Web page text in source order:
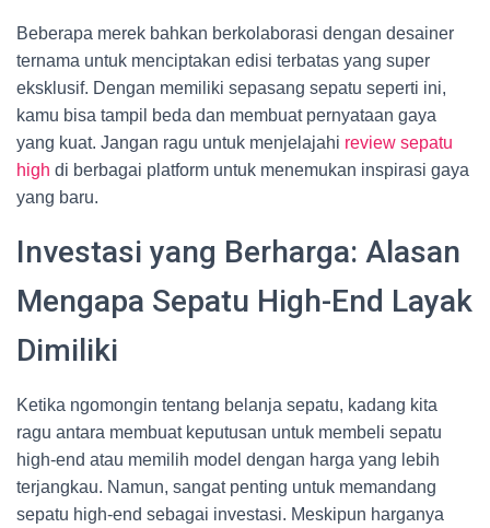
Beberapa merek bahkan berkolaborasi dengan desainer
ternama untuk menciptakan edisi terbatas yang super
eksklusif. Dengan memiliki sepasang sepatu seperti ini,
kamu bisa tampil beda dan membuat pernyataan gaya
yang kuat. Jangan ragu untuk menjelajahi review sepatu
high di berbagai platform untuk menemukan inspirasi gaya
yang baru.
Investasi yang Berharga: Alasan
Mengapa Sepatu High-End Layak
Dimiliki
Ketika ngomongin tentang belanja sepatu, kadang kita
ragu antara membuat keputusan untuk membeli sepatu
high-end atau memilih model dengan harga yang lebih
terjangkau. Namun, sangat penting untuk memandang
sepatu high-end sebagai investasi. Meskipun harganya